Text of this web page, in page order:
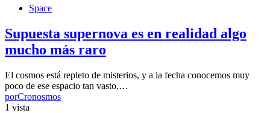
Space
Supuesta supernova es en realidad algo
mucho más raro
El cosmos está repleto de misterios, y a la fecha conocemos muy
poco de ese espacio tan vasto.…
porCronosmos
1 vista